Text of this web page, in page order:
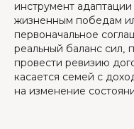
инструмент
жизненным победам
первоначальное
реальный баланс сил,
провести ревизию
касается семей с
на изменение